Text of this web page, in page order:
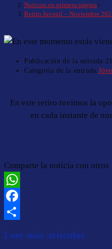
Noticias en primera página>
Retiro Juvenil – Noviembre
Publicación de la entrada:
Categoría de la entrada:
En este retiro tuvimos la
en cada instante de
Comparte la noticia con otros
WhatsApp
Facebook
Leer más artículos